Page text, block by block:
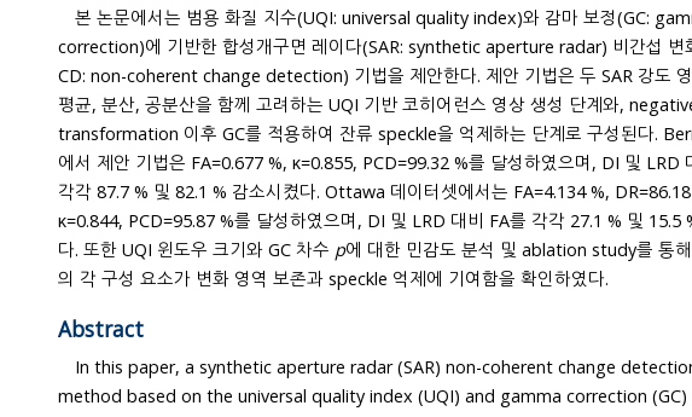
본 논문에서는 범용 화질 지수(UQI: universal quality index)와 감마 보정(GC:
correction)에 기반한 합성개구면 레이다(SAR: synthetic aperture radar) 비간섭 변화탐지(NC-
CD: non-coherent change detection) 기법을 제안한다. 제안 기법은 두 SAR 강도 영상의 국소
평균, 분산, 공분산을 함께 고려하는 UQI 기반 코히어런스 영상 생성 단계와, negative
transformation 이후 GC를 적용하여 잔류 speckle을 억제하는 단계로 구성된다. Bern 데이터
에서 제안 기법은 FA=0.677 %, κ=0.855, PCD=99.32 %를 달성하였으며, DI 및 LRD 대비 FA를
각각 87.7 % 및 82.1 % 감소시켰다. Ottawa 데이터셋에서는 FA=4.134 %, DR=86.18 %,
κ=0.844, PCD=95.87 %를 달성하였으며, DI 및 LRD 대비 FA를 각각 27.1 % 및 15.5 % 감소시켰
다. 또한 UQI 윈도우 크기와 GC 차수 p에 대한 민감도 분석 및 ablation study를 통해 제안 기법
의 각 구성 요소가 변화 영역 보존과 speckle 억제에 기여함을 확인하였다.
Abstract
In this paper, a synthetic aperture radar (SAR) non-coherent change detection (NC-
method based on the universal quality index (UQI) and gamma correction (GC) is